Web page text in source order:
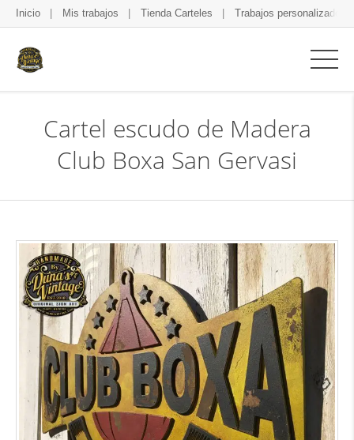
Inicio Mis trabajos Tienda Carteles Trabajos personalizados
Cartel escudo de Madera
Club Boxa San Gervasi